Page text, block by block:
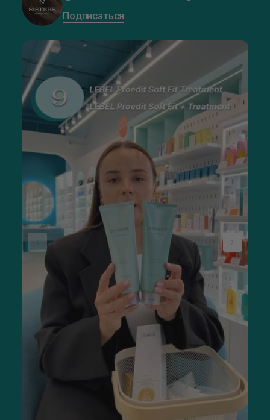
Подписаться